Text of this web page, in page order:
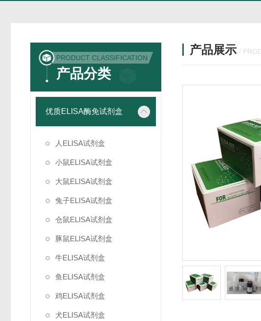
PRODUCT CLASSIFICATION
产品分类
优质ELISA酶免试剂盒
人ELISA试剂盒
小鼠ELISA试剂盒
大鼠ELISA试剂盒
兔子ELISA试剂盒
仓鼠ELISA试剂盒
豚鼠ELISA试剂盒
牛ELISA试剂盒
鱼ELISA试剂盒
鸡ELISA试剂盒
犬ELISA试剂盒
产品展示 /